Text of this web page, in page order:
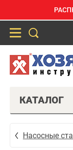
КАТАЛОГ
Насосные